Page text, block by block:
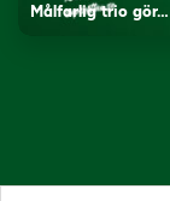
Målfarlig trio gör…